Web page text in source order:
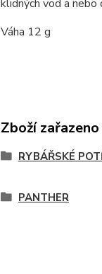
klidných vod a nebo
Váha 12 g
Zboží
RYBÁŘSKÉ
PANTHER